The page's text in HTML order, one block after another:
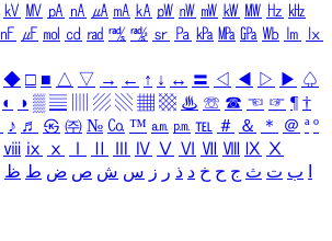
㎸ ㎹ ㎀ ㎁ ㎂ ㎃ ㎄ ㎺ ㎻ ㎽ ㎾ ㎿ ㎐ ㎑
㎋ ㎌ ㏖ ㏅ ㎭ ㎮ ㎯ ㏛ ㎩ ㎪ ㎫ ㎬ ㏝ ㏐
㏓
◆ □ ■ △ ▽ → ← ↑ ↓ ↔ 〓 ◁ ◀ ▷ ▶ ♤
◐ ◑ ▒ ▤ ▨ ▧ ▦ ▩ ♨ ☏ ☎ ☜ ☞ ¶ †
♪ ♬ ㉿ ㈜ № ㏇ ™ ㏂ ㏘ ℡ ＃ ＆ ＊ ＠ ª º
ⅷ ⅸ ⅹ Ⅳ Ⅴ Ⅵ Ⅶ Ⅷ Ⅸ Ⅹ
ب ت ث ج ح خ د ذ ر ز س ش ص ض ط ظ